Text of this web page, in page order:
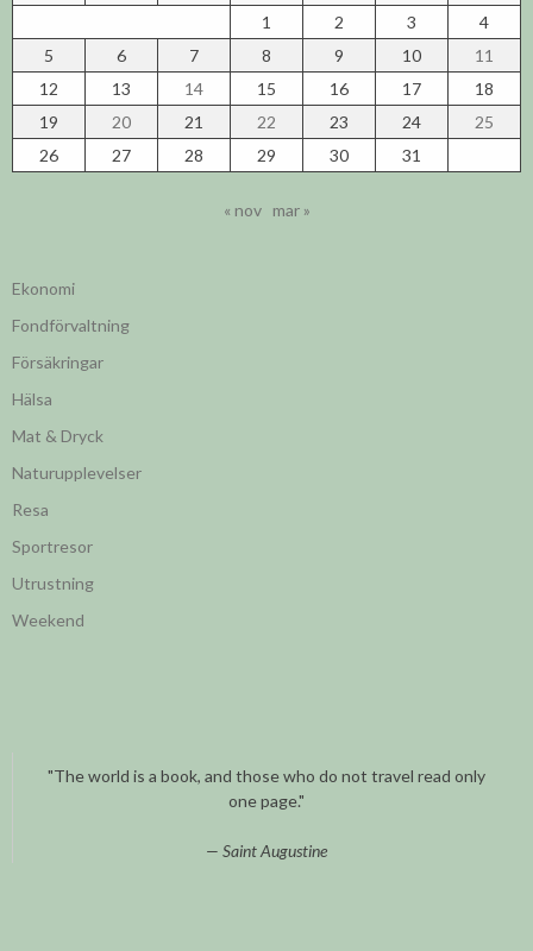
1
2 3
4
5
6 7 8 9 10
11
12
13 14 15 16 17
18
19
20 21 22 23 24
25
26
27 28 29 30 31
« nov mar »
Ekonomi
Fondförvaltning
Försäkringar
Hälsa
Mat & Dryck
Naturupplevelser
Resa
Sportresor
Utrustning
Weekend
"The world is a book, and those who do not travel read only
one page."
Saint Augustine